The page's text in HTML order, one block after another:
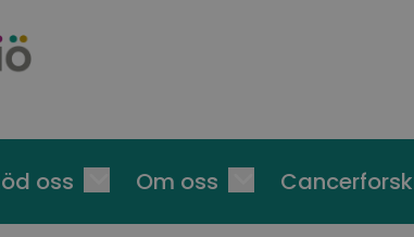
oss Om oss